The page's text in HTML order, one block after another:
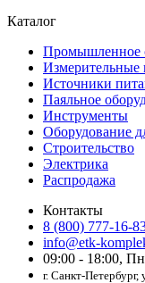
Каталог
Промышленное
Измерительные
Источники
Паяльное
Инструменты
Оборудование
Строительство
Электрика
Распродажа
Контакты
8 (800) 777-16-
info@etk-
09:00 - 18:00,
г. Санкт-